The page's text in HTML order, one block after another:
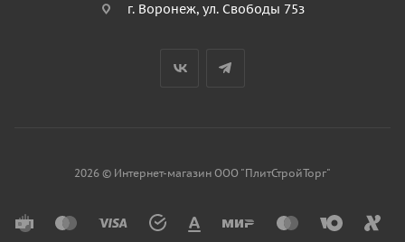
г. Воронеж, ул. Свободы 75з
2026 © Интернет-магазин ООО "ПлитСтройТорг"